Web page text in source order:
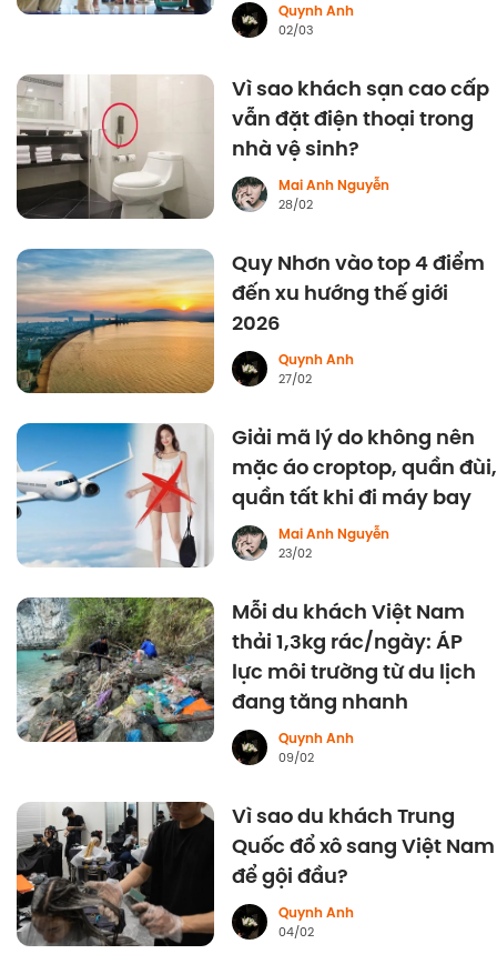
Quynh Anh
02/03
Vì sao khách sạn cao cấp
vẫn đặt điện thoại trong
nhà vệ sinh?
Mai Anh Nguyễn
28/02
Quy Nhơn vào top 4 điểm
đến xu hướng thế giới
2026
Quynh Anh
27/02
Giải mã lý do không nên
mặc áo croptop, quần đùi,
quần tất khi đi máy bay
Mai Anh Nguyễn
23/02
Mỗi du khách Việt Nam
thải 1,3kg rác/ngày: ÁP
lực môi trường từ du lịch
đang tăng nhanh
Quynh Anh
09/02
Vì sao du khách Trung
Quốc đổ xô sang Việt Nam
để gội đầu?
Quynh Anh
04/02